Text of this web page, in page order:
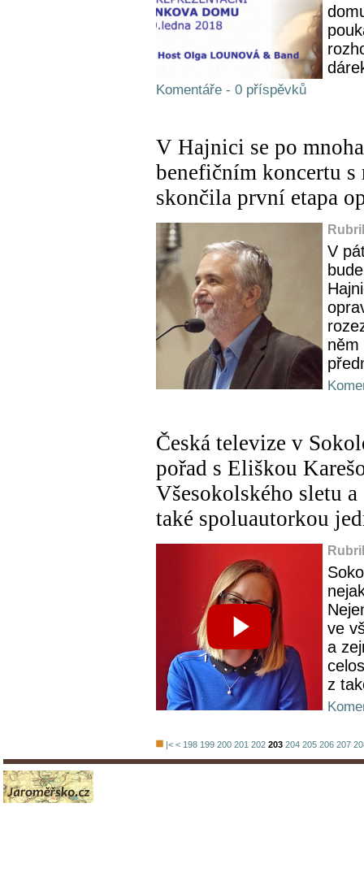
Komentáře - 0 příspěvků
V Hajnici se po
benefičním koncertu
skončila první etapa
V
něm
Česká televize v
pořad s Eliškou
Všesokolského sletu
také spoluautorkou
ve
a
z
|< < 198 199 200 201 202 203 204 205 206 207